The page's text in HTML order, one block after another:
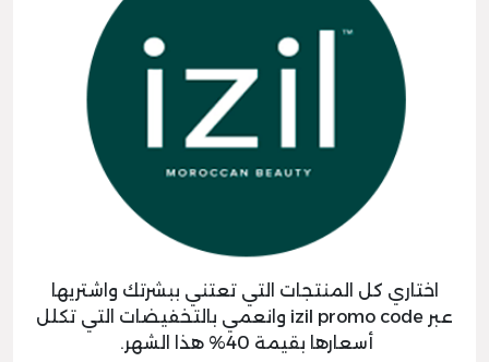
اختاري كل المنتجات التي تعتني ببشرتك واشتريها
عبر izil promo code وانعمي بالتخفيضات التي تكلل
أسعارها بقيمة 40% هذا الشهر.